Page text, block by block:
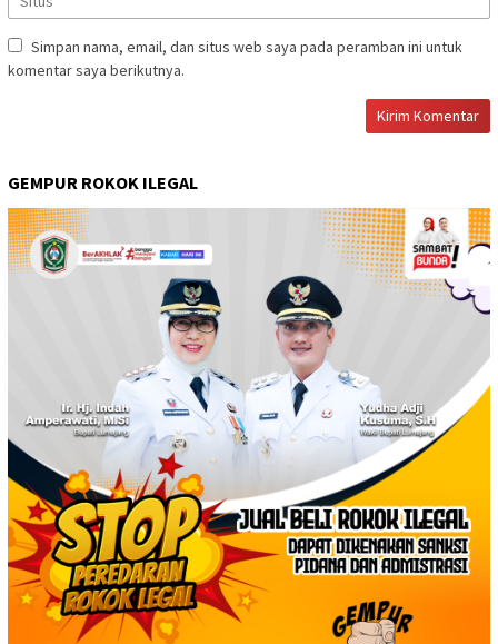
Simpan nama, email, dan situs web saya pada peramban ini untuk
komentar saya berikutnya.
GEMPUR ROKOK ILEGAL